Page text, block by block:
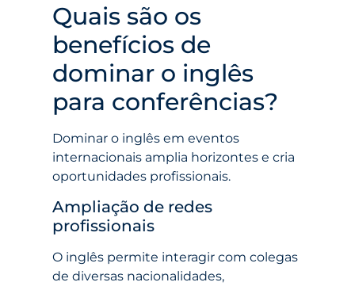
Quais são os
benefícios de
dominar o inglês
para conferências?
Dominar o inglês em eventos
internacionais amplia horizontes e cria
oportunidades profissionais.
Ampliação de redes
profissionais
O inglês permite interagir com colegas
de diversas nacionalidades,